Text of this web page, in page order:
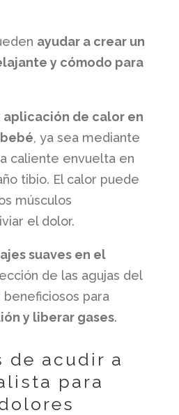
ayudar a crear un
y cómodo para
aplicación de calor en
, ya sea mediante
caliente envuelta en
tibio. El calor puede
músculos
el dolor.
suaves en el
de las agujas del
para
y liberar gases.
de acudir a
para